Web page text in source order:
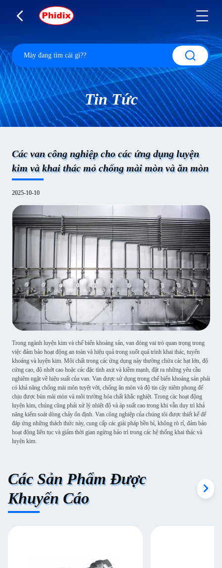
Tin Tức
Các van công nghiệp cho các ứng dụng luyện
kim và khai thác mỏ chống mài mòn và ăn mòn
2025-10-10
Trong ngành luyện kim và chế biến khoáng sản, van đóng vai trò quan trọng trong
việc đảm bảo hoạt động an toàn và hiệu quả trong suốt quá trình khai thác, tuyển
khoáng và luyện kim. Môi chất trong các ứng dụng này thường chứa các hạt lớn, độ
cứng cao, độ nhớt cao hoặc các đặc tính axit và kiềm mạnh, đặt ra những yêu cầu
nghiêm ngặt về hiệu suất của van. Van được sử dụng trong chế biến khoáng sản phải
có khả năng chống mài mòn tuyệt vời, chống ăn mòn và độ tin cậy niêm phong để
chịu được bùn mài mòn và môi trường hóa chất khắc nghiệt. Trong các hoạt động
luyện kim, chúng cũng phải xử lý nhiệt độ và áp suất cao trong khi vẫn duy trì khả
năng kiểm soát dòng chảy ổn định. Van công nghiệp của chúng tôi được thiết kế để
đáp ứng những thách thức này, cung cấp các giải pháp bền bỉ, không rò rỉ, đảm bảo
hoạt động liên tục và giảm thời gian ngừng bảo trì trong các hệ thống khai thác và
luyện kim.
Các Sản Phẩm Được
Khuyến Cáo